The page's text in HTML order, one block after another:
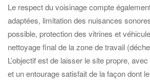
Le respect du voisinage compte
adaptées, limitation des nuisances
possible, protection des vitrines et
nettoyage final de la zone de travail
L’objectif est de laisser le site propre,
et un entourage satisfait de la façon dont